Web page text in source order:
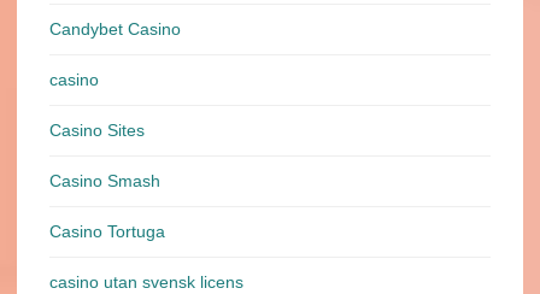
Candybet Casino
casino
Casino Sites
Casino Smash
Casino Tortuga
casino utan svensk licens